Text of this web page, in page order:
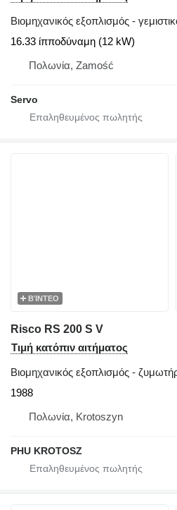
Βιομηχανικός εξοπλισμός -
16.33 ίπποδύναμη (12 kW)
Πολωνία, Zamość
Servo
ΒΊΝΤΕΟ
Risco RS 200 S V
Τιμή κατόπιν αιτήματος
Βιομηχανικός εξοπλισμός -
1988
Πολωνία, Krotoszyn
PHU KROTOSZ